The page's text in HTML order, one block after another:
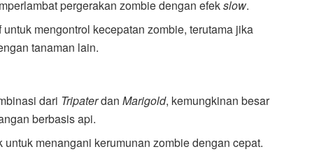
pergerakan zombie dengan efekslow.
untuk mengontrol kecepatan zombie, terutama jika
tanaman lain.
dari Tripaterdan Marigold, kemungkinan besar
berbasis api.
untuk menangani kerumunan zombie dengan cepat.